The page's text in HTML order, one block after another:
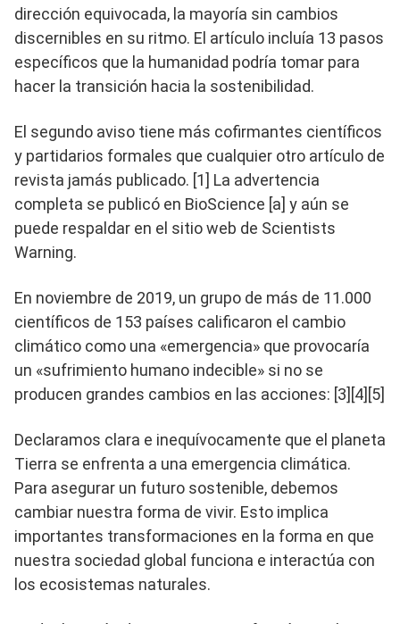
dirección equivocada, la mayoría sin cambios
discernibles en su ritmo. El artículo incluía 13 pasos
específicos que la humanidad podría tomar para
hacer la transición hacia la sostenibilidad.
El segundo aviso tiene más cofirmantes científicos
y partidarios formales que cualquier otro artículo de
revista jamás publicado. [1] La advertencia
completa se publicó en BioScience [a] y aún se
puede respaldar en el sitio web de Scientists
Warning.
En noviembre de 2019, un grupo de más de 11.000
científicos de 153 países calificaron el cambio
climático como una «emergencia» que provocaría
un «sufrimiento humano indecible» si no se
producen grandes cambios en las acciones: [3][4][5]
Declaramos clara e inequívocamente que el planeta
Tierra se enfrenta a una emergencia climática.
Para asegurar un futuro sostenible, debemos
cambiar nuestra forma de vivir. Esto implica
importantes transformaciones en la forma en que
nuestra sociedad global funciona e interactúa con
los ecosistemas naturales.